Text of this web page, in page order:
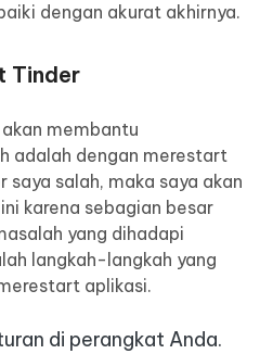
dengan akurat akhirnya.
Tinder
membantu
adalah dengan merestart
saya salah, maka saya akan
karena sebagian besar
yang dihadapi
langkah-langkah yang
aplikasi.
di perangkat Anda.